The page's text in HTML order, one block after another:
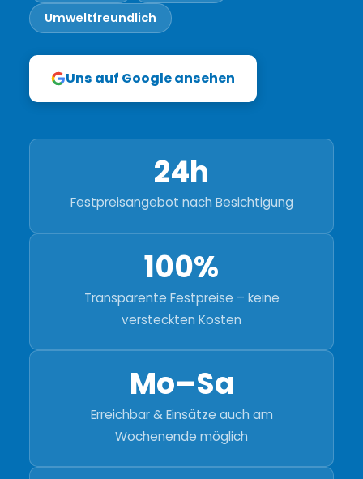
Umweltfreundlich
Uns auf Google ansehen
24h
Festpreisangebot nach Besichtigung
100%
Transparente Festpreise – keine
versteckten Kosten
Mo–Sa
Erreichbar & Einsätze auch am
Wochenende möglich